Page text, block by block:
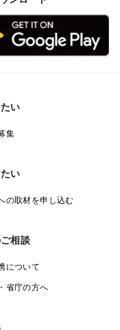
い
集
い
の取材を申し込む
相談
について
省庁の方へ